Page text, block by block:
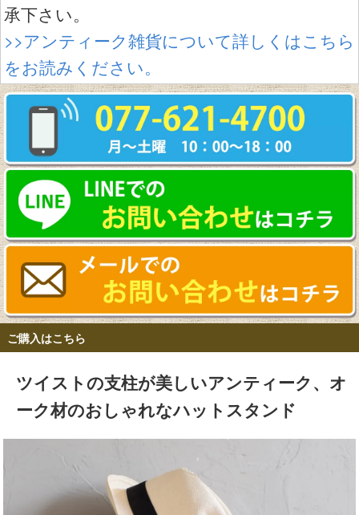
承下さい。
>>アンティーク雑貨について詳しくはこちら
をお読みください。
ご購入はこちら
ツイストの支柱が美しいアンティーク、オ
ーク材のおしゃれなハットスタンド